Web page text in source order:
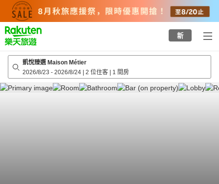
top
page
新
凱悅臻選 Maison Métier
2026/8/23 - 2026/8/24 | 2 位住客 | 1 間房